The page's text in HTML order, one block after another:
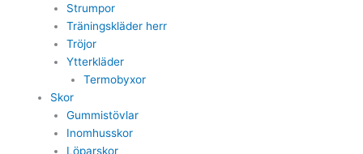
Strumpor
Träningskläder herr
Tröjor
Ytterkläder
Termobyxor
Skor
Gummistövlar
Inomhusskor
Löparskor